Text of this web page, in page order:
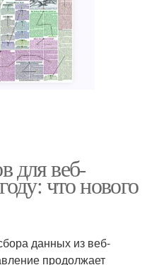
для веб-
что нового
данных из веб-
продолжает